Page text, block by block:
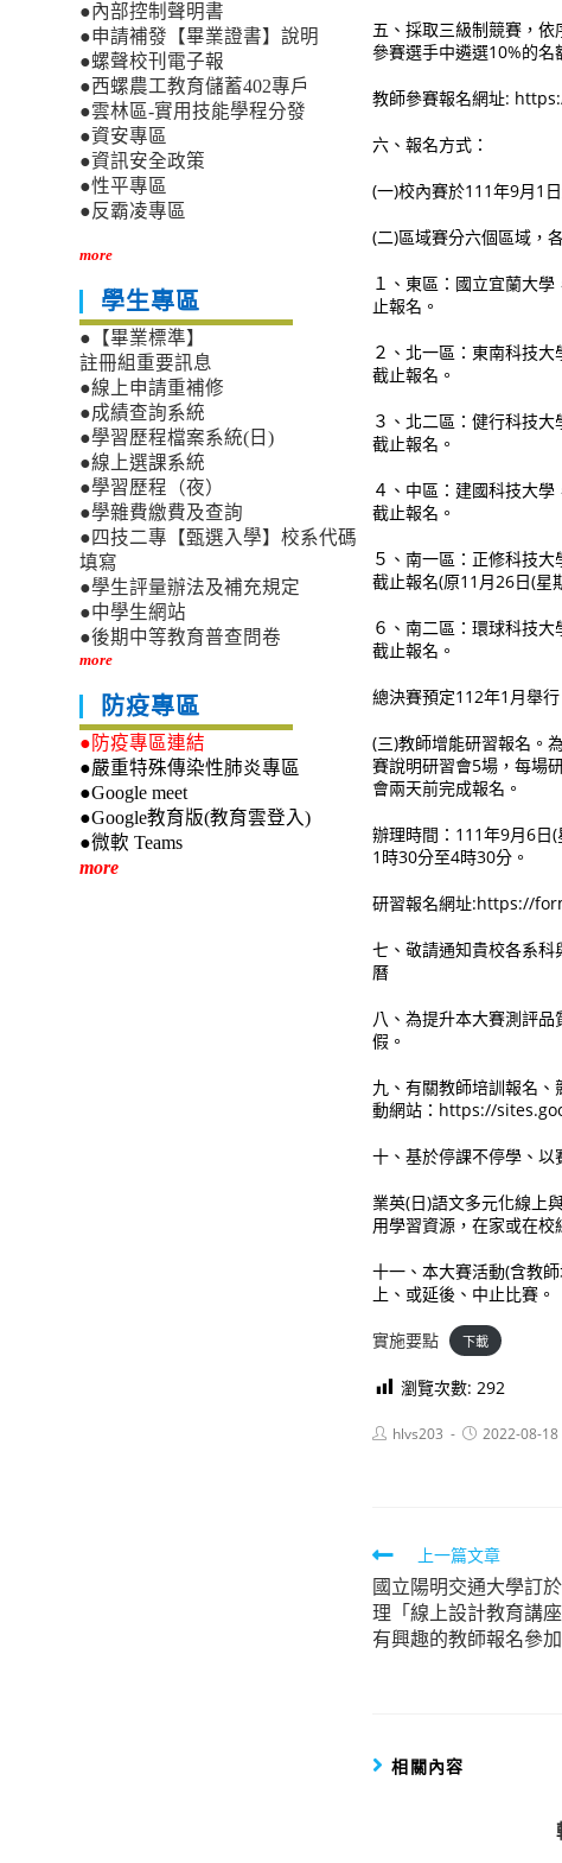
五、採取三級制競賽，
參賽選手中遴選10%的名
教師參賽報名網址:
六、報名方式：
(一)校內賽於111年9月1
(二)區域賽分六個區域，
１、東區：國立宜蘭大
止報名。
２、北一區：東南科技
截止報名。
３、北二區：健行科技
截止報名。
４、中區：建國科技大
截止報名。
５、南一區：正修科技
截止報名(原11月26日(星
６、南二區：環球科技
截止報名。
總決賽預定112年1月舉
(三)教師增能研習報名。
賽說明研習會5場，每場
會兩天前完成報名。
辦理時間：111年9月6日
1時30分至4時30分。
研習報名網址:https://
七、敬請通知貴校各系
曆
八、為提升本大賽測評
假。
九、有關教師培訓報名
動網站：https://
十、基於停課不停學、
業英(日)語文多元化線上
用學習資源，在家或在校
十一、本大賽活動(含教
上、或延後、中止比賽。
實施要點 下載
瀏覽次數: 292
Posthlvs203
Post2022-08-18
Read
more
articles
上一篇文章
國立陽明交通大學訂
理「線上設計教育講
有興趣的教師報名參加
相關內容
●內部控制聲明書
●申請補發【畢業證書】說明
●螺聲校刊電子報
●西螺農工教育儲蓄402專戶
●雲林區-實用技能學程分發
●資安專區
●資訊安全政策
●性平專區
●反霸凌專區
more
學生專區
●【畢業標準】
註冊組重要訊息
●線上申請重補修
●成績查詢系統
●學習歷程檔案系統(日)
●線上選課系統
●學習歷程（夜）
●學雜費繳費及查詢
●四技二專【甄選入學】校系代碼
填寫
●學生評量辦法及補充規定
●中學生網站
●後期中等教育普查問卷
more
防疫專區
●防疫專區連結
●嚴重特殊傳染性肺炎專區
●Google meet
●Google教育版(教育雲登入)
●微軟 Teams
more